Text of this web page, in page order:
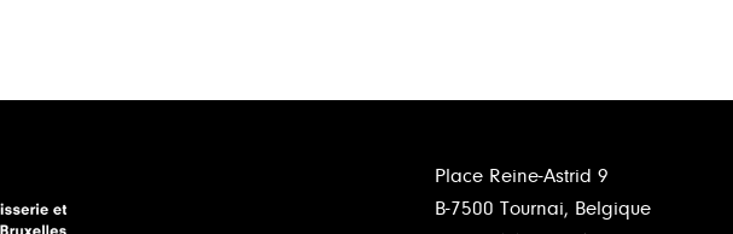
Place Reine-Astrid 9
B-7500 Tournai, Belgique